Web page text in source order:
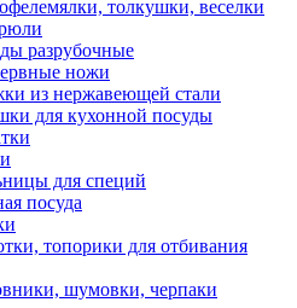
толкушки, веселки
разрубочные
ножи
из нержавеющей стали
для кухонной посуды
для специй
посуда
топорики для отбивания
шумовки, черпаки